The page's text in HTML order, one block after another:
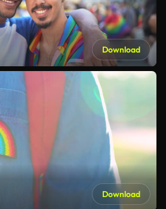
Download
Download